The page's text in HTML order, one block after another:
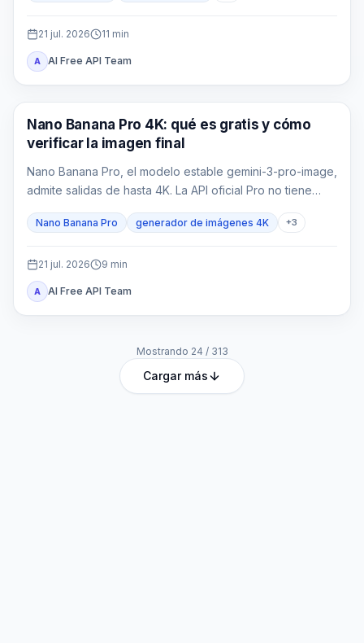
21 jul. 2026 11 min
A AI Free API Team
Generación de imágenes IA
Nano Banana Pro 4K: qué es gratis y cómo
verificar la imagen final
Nano Banana Pro, el modelo estable gemini-3-pro-image,
admite salidas de hasta 4K. La API oficial Pro no tiene
cubren y cualquier saldo de un proveedor pertenece a
Nano Banana Pro generador de imágenes 4K +3
21 jul. 2026 9 min
A AI Free API Team
Mostrando 24 / 313
Cargar más